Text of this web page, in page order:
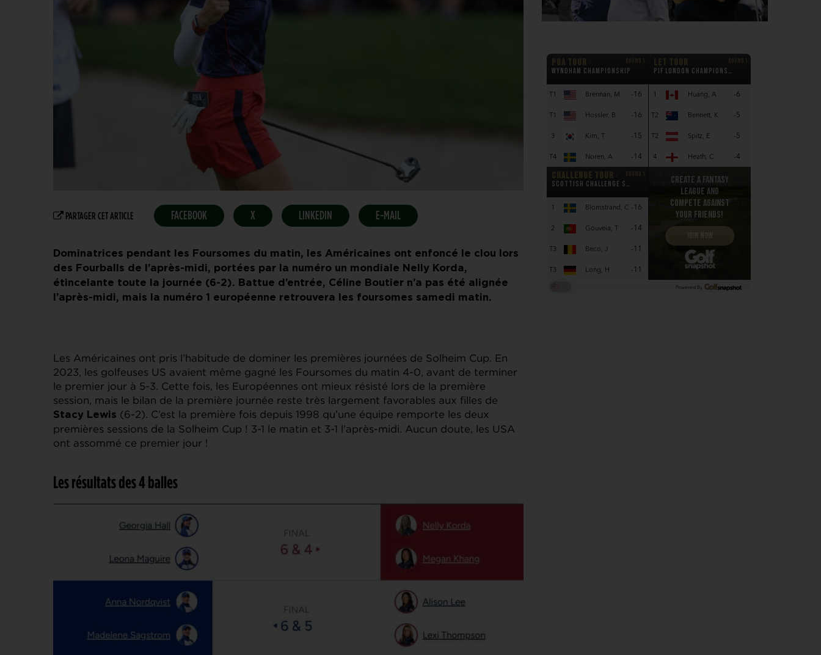
PARTAGER CET ARTICLE FACEBOOK X LINKEDIN E-MAIL
Dominatrices pendant les Foursomes du matin, les Américaines ont enfoncé le clou lors
des Fourballs de l’après-midi, portées par la numéro un mondiale Nelly Korda,
étincelante toute la journée (6-2). Battue d’entrée, Céline Boutier n’a pas été alignée
l’après-midi, mais la numéro 1 européenne retrouvera les foursomes samedi matin.
Les Américaines ont pris l’habitude de dominer les premières journées de Solheim Cup. En
2023, les golfeuses US avaient même gagné les Foursomes du matin 4-0, avant de terminer
le premier jour à 5-3. Cette fois, les Européennes ont mieux résisté lors de la première
session, mais le bilan de la première journée reste très largement favorables aux filles de
Stacy Lewis (6-2). C’est la première fois depuis 1998 qu’une équipe remporte les deux
premières sessions de la Solheim Cup ! 3-1 le matin et 3-1 l’après-midi. Aucun doute, les USA
ont assommé ce premier jour !
Les résultats des 4 balles